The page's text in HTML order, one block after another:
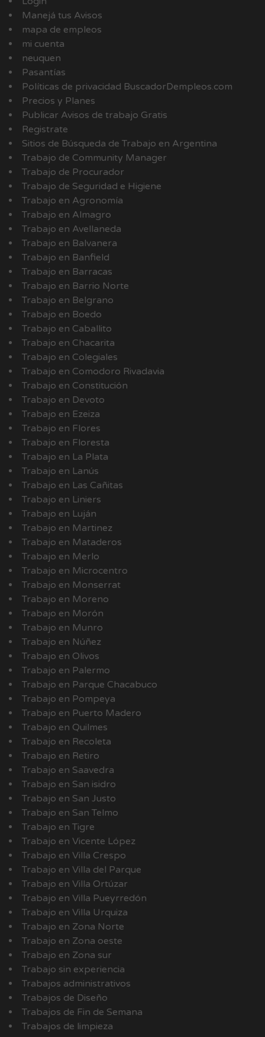
Manejá tus Avisos
mapa de empleos
mi cuenta
neuquen
Pasantías
Políticas de privacidad BuscadorDempleos.com
Precios y Planes
Publicar Avisos de trabajo Gratis
Registrate
Sitios de Búsqueda de Trabajo en Argentina
Trabajo de Community Manager
Trabajo de Procurador
Trabajo de Seguridad e Higiene
Trabajo en Agronomía
Trabajo en Almagro
Trabajo en Avellaneda
Trabajo en Balvanera
Trabajo en Banfield
Trabajo en Barracas
Trabajo en Barrio Norte
Trabajo en Belgrano
Trabajo en Boedo
Trabajo en Caballito
Trabajo en Chacarita
Trabajo en Colegiales
Trabajo en Comodoro Rivadavia
Trabajo en Constitución
Trabajo en Devoto
Trabajo en Ezeiza
Trabajo en Flores
Trabajo en Floresta
Trabajo en La Plata
Trabajo en Lanús
Trabajo en Las Cañitas
Trabajo en Liniers
Trabajo en Luján
Trabajo en Martinez
Trabajo en Mataderos
Trabajo en Merlo
Trabajo en Microcentro
Trabajo en Monserrat
Trabajo en Moreno
Trabajo en Morón
Trabajo en Munro
Trabajo en Núñez
Trabajo en Olivos
Trabajo en Palermo
Trabajo en Parque Chacabuco
Trabajo en Pompeya
Trabajo en Puerto Madero
Trabajo en Quilmes
Trabajo en Recoleta
Trabajo en Retiro
Trabajo en Saavedra
Trabajo en San isidro
Trabajo en San Justo
Trabajo en San Telmo
Trabajo en Tigre
Trabajo en Vicente López
Trabajo en Villa Crespo
Trabajo en Villa del Parque
Trabajo en Villa Ortúzar
Trabajo en Villa Pueyrredón
Trabajo en Villa Urquiza
Trabajo en Zona Norte
Trabajo en Zona oeste
Trabajo en Zona sur
Trabajo sin experiencia
Trabajos administrativos
Trabajos de Diseño
Trabajos de Fin de Semana
Trabajos de limpieza